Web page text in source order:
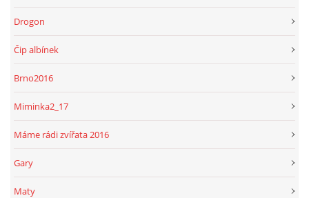
Drogon
Čip albínek
Brno2016
Miminka2_17
Máme rádi zvířata 2016
Gary
Maty